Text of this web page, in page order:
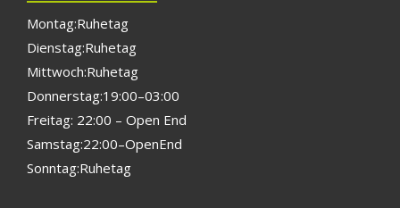
Montag: Ruhetag
Dienstag: Ruhetag
Mittwoch: Ruhetag
Donnerstag: 19:00 – 03:00
Freitag: 22:00 – Open End
Samstag: 22:00 – Open End
Sonntag: Ruhetag